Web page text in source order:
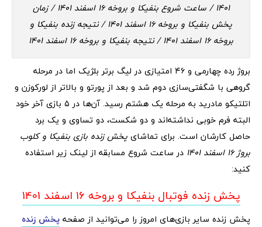
1401 / ساعت شروع بنفیکا و بروخه 16 اسفند 1401 / زمان
پخش بنفیکا و بروخه 16 اسفند 1401 / نتیجه زنده بنفیکا و
بروخه 16 اسفند 1401 / نتیجه بنفیکا و بروخه 16 اسفند 1401
بروژ رده چهارمی و ۴۶ امتیازی در لیگ برتر بلژیک اما در مرحله
گروهی با شگفتی‌سازی دوم شد و بعد از پورتو و بالاتر از لورکوزن و
اتلتیکو مادرید به مرحله یک هشتم رسید. آن‌ها در ۵ بازی آخر خود
البته فرم خوبی نداشته‌اند و دو شکست، دو تساوی و یک برد
حاصل کارشان است. برای تماشای پخش زنده بازی بنفیکا و کلوب
بروژ 16 اسفند 1401
در ساعت شروع مسابقه از لینک زیر استفاده
کنید:
پخش زنده فوتبال بنفیکا و بروخه 16 اسفند 1401
پخش زنده سایر بازی‌های امروز را می‌توانید از صفحه پخش زنده